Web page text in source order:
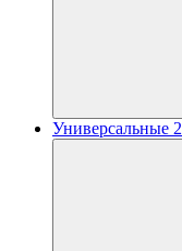
Универсальные